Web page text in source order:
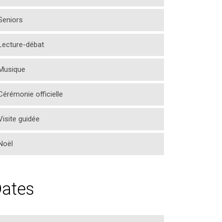
débat
officielle
guidée